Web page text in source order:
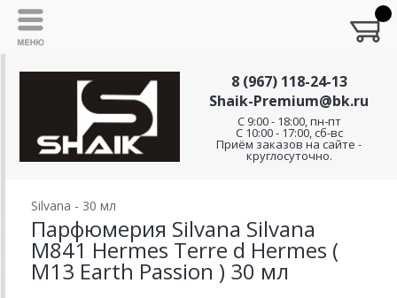
8 (967) 118-24-13
Shaik-Premium@bk.ru
C 9:00 - 18:00, пн-пт
С 10:00 - 17:00, сб-вс
Приём заказов на сайте -
круглосуточно.
Silvana - 30 мл
Парфюмерия Silvana Silvana
M841 Hermes Terre d Hermes (
М13 Earth Passion ) 30 мл